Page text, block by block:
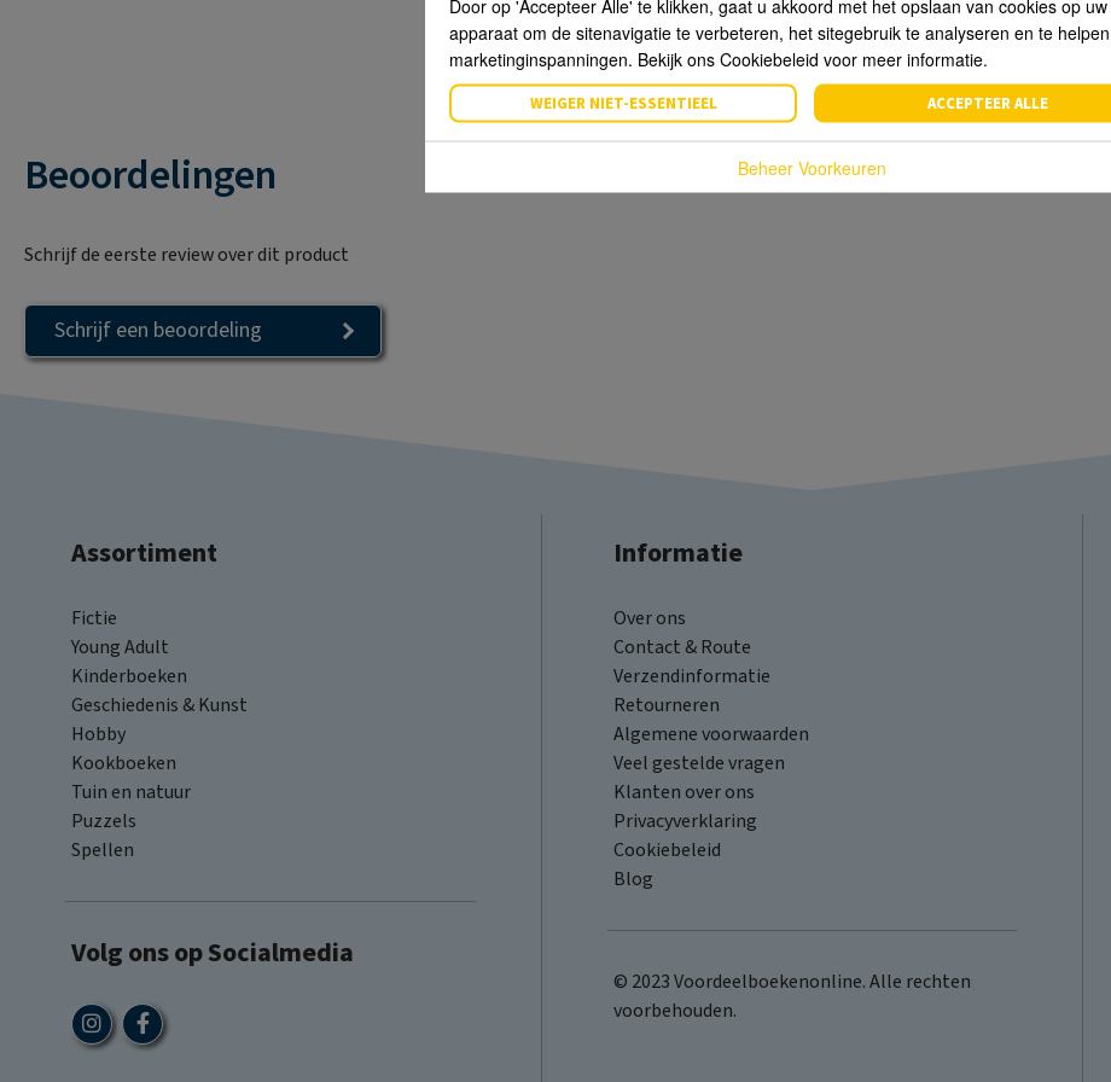
Beoordelingen
Schrijf de eerste review over dit product
Schrijf een beoordeling
Assortiment
Fictie
Young Adult
Kinderboeken
Geschiedenis & Kunst
Hobby
Kookboeken
Tuin en natuur
Puzzels
Spellen
Volg ons op Socialmedia
Informatie
Over ons
Contact & Route
Verzendinformatie
Retourneren
Algemene voorwaarden
Veel gestelde vragen
Klanten over ons
Privacyverklaring
Cookiebeleid
Blog
© 2023 Voordeelboekenonline. Alle rechten
voorbehouden.
Door op 'Accepteer Alle' te klikken, gaat u akkoord met het opslaan van cookies op uw
apparaat om de sitenavigatie te verbeteren, het sitegebruik te analyseren en te
marketinginspanningen. Bekijk ons Cookiebeleid voor meer informatie.
WEIGER NIET-ESSENTIEEL ACCEPTEER ALLE
Beheer Voorkeuren